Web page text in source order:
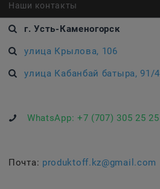
Наши контакты
г. Усть-Каменогорск
улица Крылова, 106
улица Кабанбай батыра, 91/4
WhatsApp: +7 (707) 305 25 25
Почта: produktoff.kz@gmail.com